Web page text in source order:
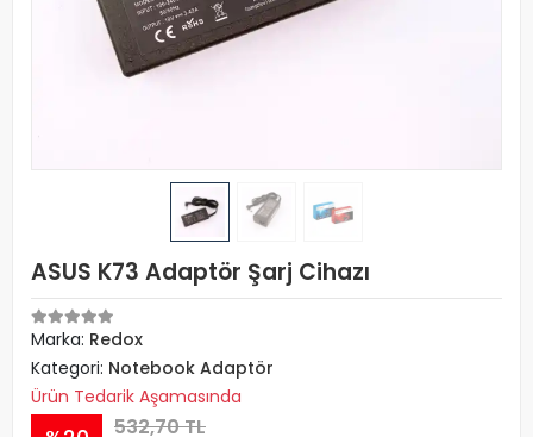
ASUS K73 Adaptör Şarj Cihazı
Marka: Redox
Kategori: Notebook Adaptör
Ürün Tedarik Aşamasında
532,70 TL